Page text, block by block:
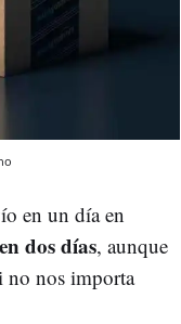
en un día en
dos días, aunque
no nos importa